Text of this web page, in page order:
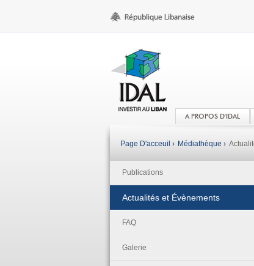
A PROPOS D'IDAL
Page D'acceuil › Médiathèque ›
Publications
Actualités et Évènements
FAQ
Galerie